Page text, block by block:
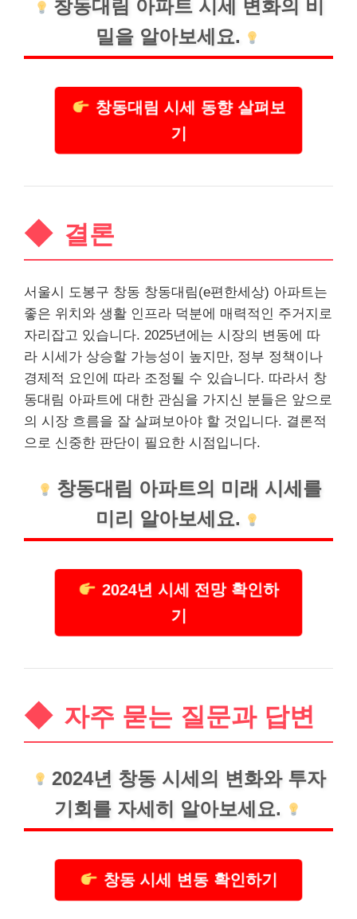
창동대림 아파트 시세 변화의 비
밀을 알아보세요.
창동대림 시세 동향 살펴보
기
결론
서울시 도봉구 창동 창동대림(e편한세상) 아파트는
좋은 위치와 생활 인프라 덕분에 매력적인 주거지로
자리잡고 있습니다. 2025년에는 시장의 변동에 따
라 시세가 상승할 가능성이 높지만, 정부 정책이나
경제적 요인에 따라 조정될 수 있습니다. 따라서 창
동대림 아파트에 대한 관심을 가지신 분들은 앞으로
의 시장 흐름을 잘 살펴보아야 할 것입니다. 결론적
으로 신중한 판단이 필요한 시점입니다.
창동대림 아파트의 미래 시세를
미리 알아보세요.
2024년 시세 전망 확인하
기
자주 묻는 질문과 답변
2024년 창동 시세의 변화와 투자
기회를 자세히 알아보세요.
창동 시세 변동 확인하기